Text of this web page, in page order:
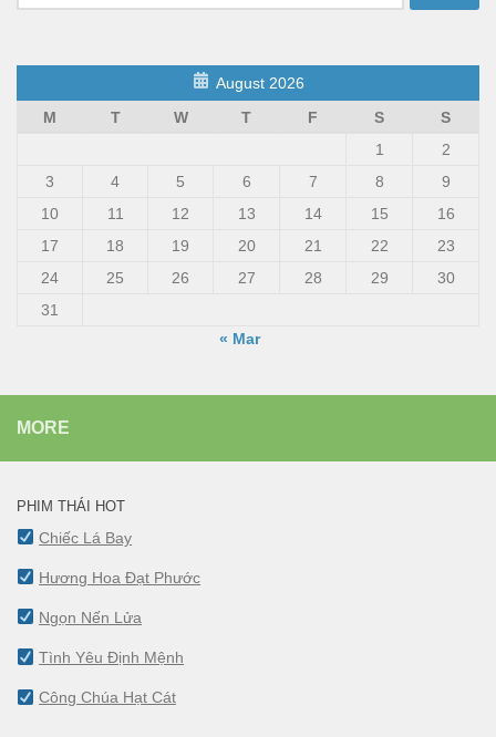
August 2026
M
T W T F S
S
1
2
3
4 5 6 7 8
9
10
11 12 13 14 15
16
17
18 19 20 21 22
23
24
25 26 27 28 29
30
31
« Mar
MORE
PHIM THÁI HOT
Chiếc Lá Bay
Hương Hoa Đạt Phước
Ngọn Nến Lửa
Tình Yêu Định Mệnh
Công Chúa Hạt Cát